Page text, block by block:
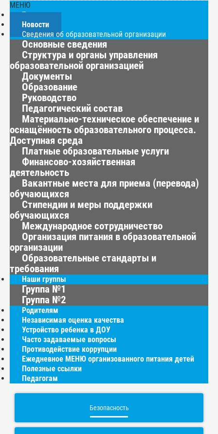
МЕНЮ
Главная
Новости
Сведения об образовательной организации
Основные сведения
Структура и органы управления
образовательной организацией
Документы
Образование
Руководство
Педагогический состав
Материально-техническое обеспечение и
оснащённость образовательного процесса.
Доступная среда
Платные образовательные услуги
Финансово-хозяйственная
деятельность
Вакантные места для приема (перевода)
обучающихся
Стипендии и меры поддержки
обучающихся
Международное сотрудничество
Организация питания в образовательной
организации
Образовательные стандарты и
требования
Наши группы
Группа №1
Группа №2
Родителям
Независимая оценка качества
Устройство ребенка в ДОУ
Часто задаваемые вопросы
Противодействие коррупции
Ежедневное МЕНЮ организованного питания детей
Полезные ссылки
Педагогам
Безопасность